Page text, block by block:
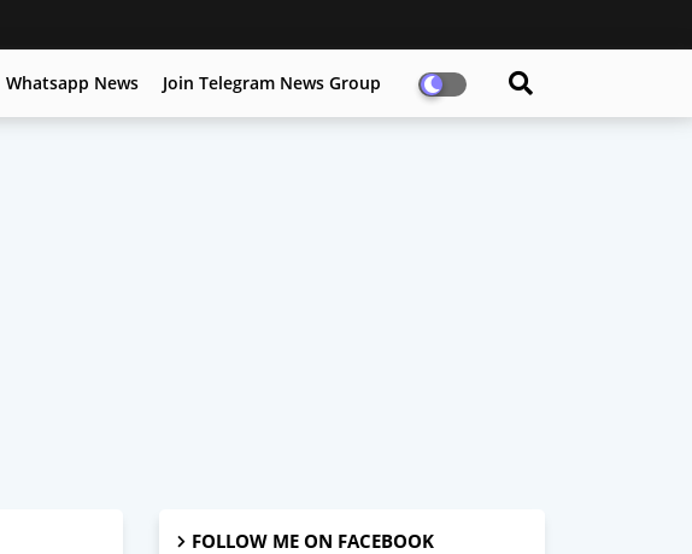
Whatsapp News Join Telegram News Group
FOLLOW ME ON FACEBOOK